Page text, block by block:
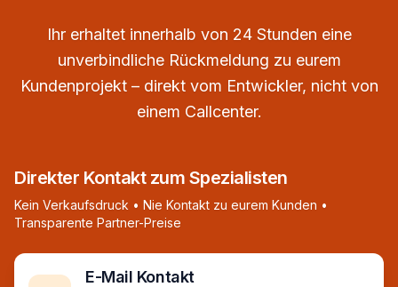
Ihr erhaltet innerhalb von 24 Stunden eine
unverbindliche Rückmeldung zu eurem
Kundenprojekt – direkt vom Entwickler, nicht von
einem Callcenter.
Direkter Kontakt zum Spezialisten
Kein Verkaufsdruck • Nie Kontakt zu eurem Kunden •
Transparente Partner-Preise
E-Mail Kontakt